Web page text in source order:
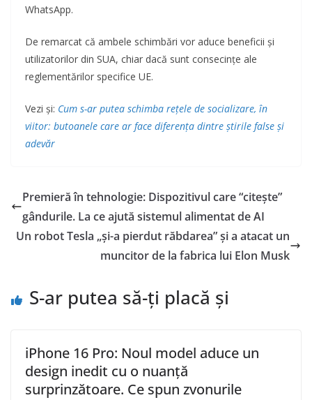
WhatsApp.
De remarcat că ambele schimbări vor aduce beneficii și
utilizatorilor din SUA, chiar dacă sunt consecințe ale
reglementărilor specifice UE.
Vezi și: Cum s-ar putea schimba rețele de socializare, în
viitor: butoanele care ar face diferența dintre știrile false și
adevăr
Premieră în tehnologie: Dispozitivul care “citește”
gândurile. La ce ajută sistemul alimentat de AI
Un robot Tesla „și-a pierdut răbdarea” și a atacat un
muncitor de la fabrica lui Elon Musk
S-ar putea să-ți placă și
iPhone 16 Pro: Noul model aduce un
design inedit cu o nuanță
surprinzătoare. Ce spun zvonurile